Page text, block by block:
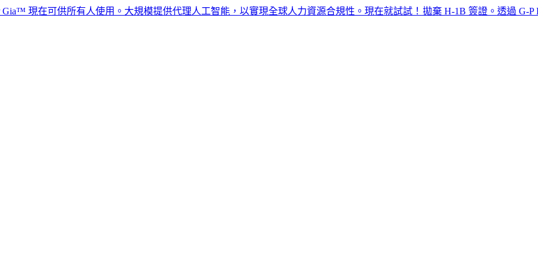
可供所有人使用。大規模提供代理人工智能，以實現全球人力資源合規性。現在就試試！​​拋棄 H-1B 簽證。透過 G-P EOR™